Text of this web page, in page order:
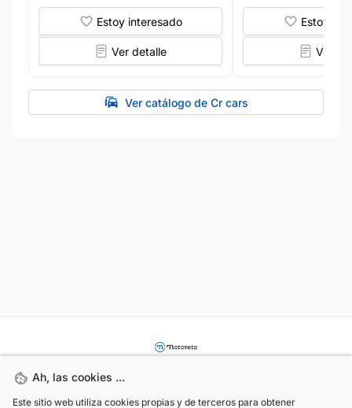
Estoy interesado
Ver detalle
Estoy
Ver
Ver catálogo de Cr cars
Ah, las cookies ...
Este sitio web utiliza cookies propias y de terceros para obtener
Ah, las cookies ...
Este sitio web utiliza cookies propias y de terceros para obtener